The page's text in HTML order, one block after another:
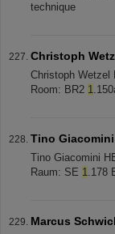
technique
Christoph
Christoph Wetzel
Room: BR2 1
Tino Giacomini
Tino Giacomini
Raum: SE 1.178
Marcus